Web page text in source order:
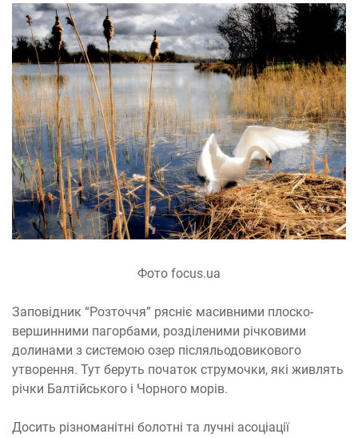
Фото focus.ua
Заповідник “Розточчя” рясніє масивними плоско-
вершинними пагорбами, розділеними річковими
долинами з системою озер післяльодовикового
утворення. Тут беруть початок струмочки, які живлять
річки Балтійського і Чорного морів.
Досить різноманітні болотні та лучні асоціації